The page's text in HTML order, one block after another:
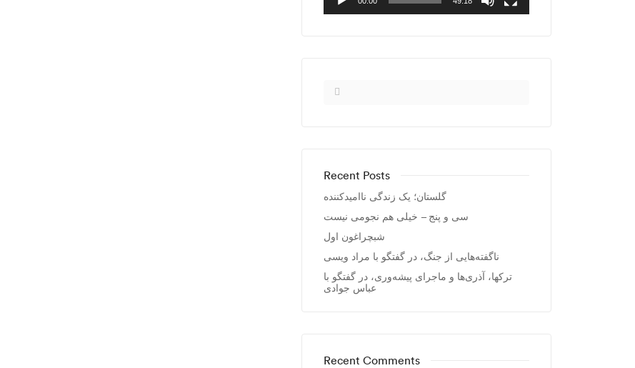
Recent Posts
گلستان؛ یک زندگی ناامیدکننده
سی و پنج – خیلی هم نجومی نیست
شبچراغون اول
ناگفته‌هایی از جنگ، در گفتگو با مراد ویسی
ترکها، آذری‌ها و ماجرای پیشه‌وری، در گفتگو با
عباس جوادی
Recent Comments